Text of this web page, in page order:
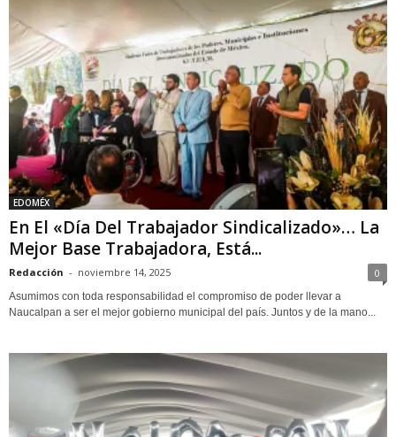
EDOMÉX
En El «Día Del Trabajador Sindicalizado»… La
Mejor Base Trabajadora, Está...
Redacción - noviembre 14, 2025 0
Asumimos con toda responsabilidad el compromiso de poder llevar a
Naucalpan a ser el mejor gobierno municipal del país. Juntos y de la mano...